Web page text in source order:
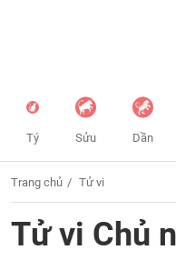
Tý Sửu Dần
Trang chủ Tử vi
Tử vi Chủ